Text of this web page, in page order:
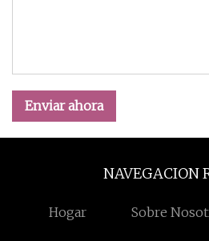
Enviar ahora
NAVEGACION
Hogar Sobre